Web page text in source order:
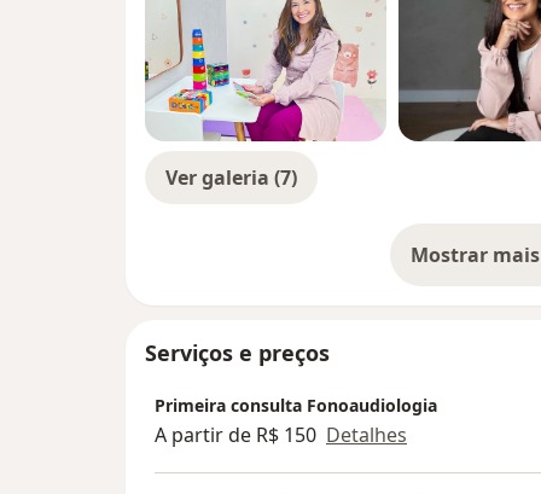
Ver galeria (7)
Mostrar
Serviços e preços
Primeira consulta Fonoaudiologia
A partir de R$ 150 Detalhes